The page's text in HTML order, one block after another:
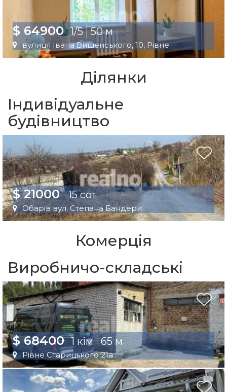
$ 64900 1/5 50 м
вулиця Івана Вишенського, 10, Рівне
Ділянки
Індивідуальне
будівництво
$ 21000 15 сот
Обарів вул. Степана Бандери
Комерція
Виробничо-складські
$ 68400 1 кім 65 м
Рівне Старицького 21а